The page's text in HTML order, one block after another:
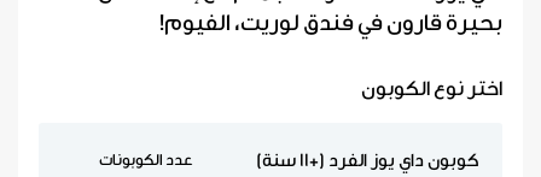
بحيرة قارون في فندق لوريت، الفيوم!
اختر نوع الكوبون
كوبون داي يوز الفرد (+11 سنة)
عدد الكوبونات